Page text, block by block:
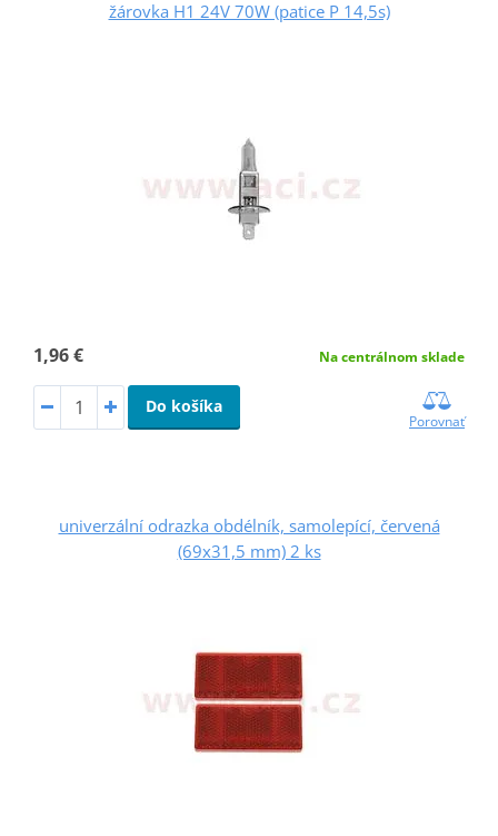
žárovka H1 24V 70W (patice P 14,5s)
1,96 € Na centrálnom sklade
Do košíka
Porovnať
univerzální odrazka obdélník, samolepící, červená
(69x31,5 mm) 2 ks